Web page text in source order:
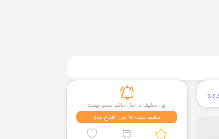
این تخفیف در حال حاضر معتبر نیست
معتبر شد، به من اطلاع بده